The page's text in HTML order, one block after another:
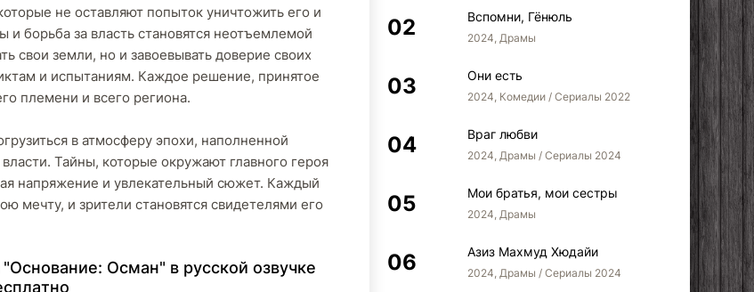
не оставляют попыток уничтожить его и
борьба за власть становятся неотъемлемой
свои земли, но и завоевывать доверие своих
и испытаниям. Каждое решение, принятое
племени и всего региона.
в атмосферу эпохи, наполненной
Тайны, которые окружают главного героя
напряжение и увлекательный сюжет. Каждый
мечту, и зрители становятся свидетелями его
Осман" в pуccкoй oзвучкe
Вспомни, Гёнюль
2024, Драмы
Они есть
2024, Комедии / Сериалы 2022
Враг любви
2024, Драмы / Сериалы 2024
Мои братья, мои сестры
2024, Драмы
Азиз Махмуд Хюдайи
2024, Драмы / Сериалы 2024